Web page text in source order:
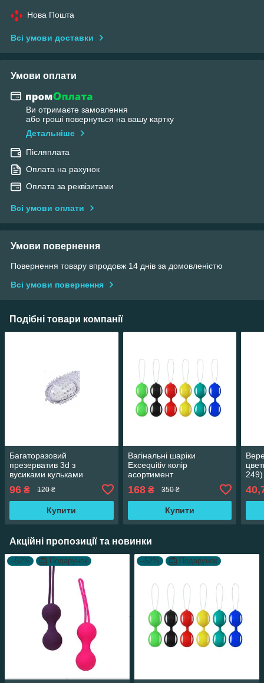
Нова Пошта
Всі умови доставки
Умови оплати
Ви отримаєте замовлення
або гроші повернуться на вашу картку
Детальніше
Післяплата
Оплата на рахунок
Оплата за реквізитами
Всі умови оплати
Умови повернення
Повернення товару впродовж 14 днів за домовленістю
Всі умови повернення
Подібні товари компанії
Багаторазовий
презерватив 3d з
вусиками кульками
96 ₴ 120 ₴
Купити
Вагінальні шаріки
Excequitiv колір
асортимент
168₴ 350 ₴
Купити
Акційні пропозиції та новинки
–52% Подарунок –52% Подарунок